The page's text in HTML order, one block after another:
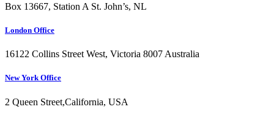
Box 13667, Station A St. John’s, NL
London Office
16122 Collins Street West, Victoria 8007 Australia
New York Office
2 Queen Street,California, USA